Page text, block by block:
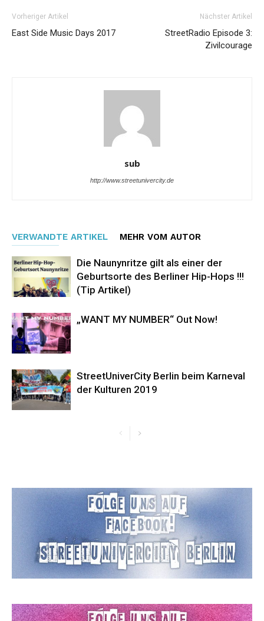
Vorheriger Artikel
East Side Music Days 2017
Nächster Artikel
StreetRadio Episode 3:
Zivilcourage
sub
http://www.streetunivercity.de
VERWANDTE ARTIKEL MEHR VOM AUTOR
Die Naunynritze gilt als einer der
Geburtsorte des Berliner Hip-Hops !!!
(Tip Artikel)
„WANT MY NUMBER“ Out Now!
StreetUniverCity Berlin beim Karneval
der Kulturen 2019